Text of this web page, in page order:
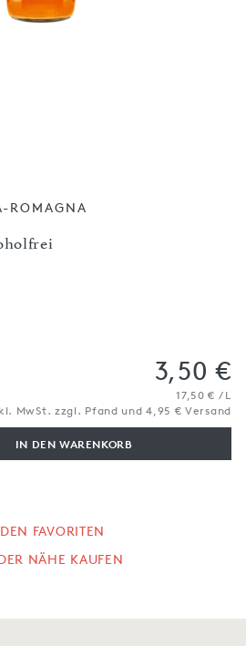
ROMAGNA
3,50 €
17,50 € / L
MwSt. zzgl. Pfand und 4,95 € Versand
IN DEN WARENKORB
FAVORITEN
NÄHE KAUFEN